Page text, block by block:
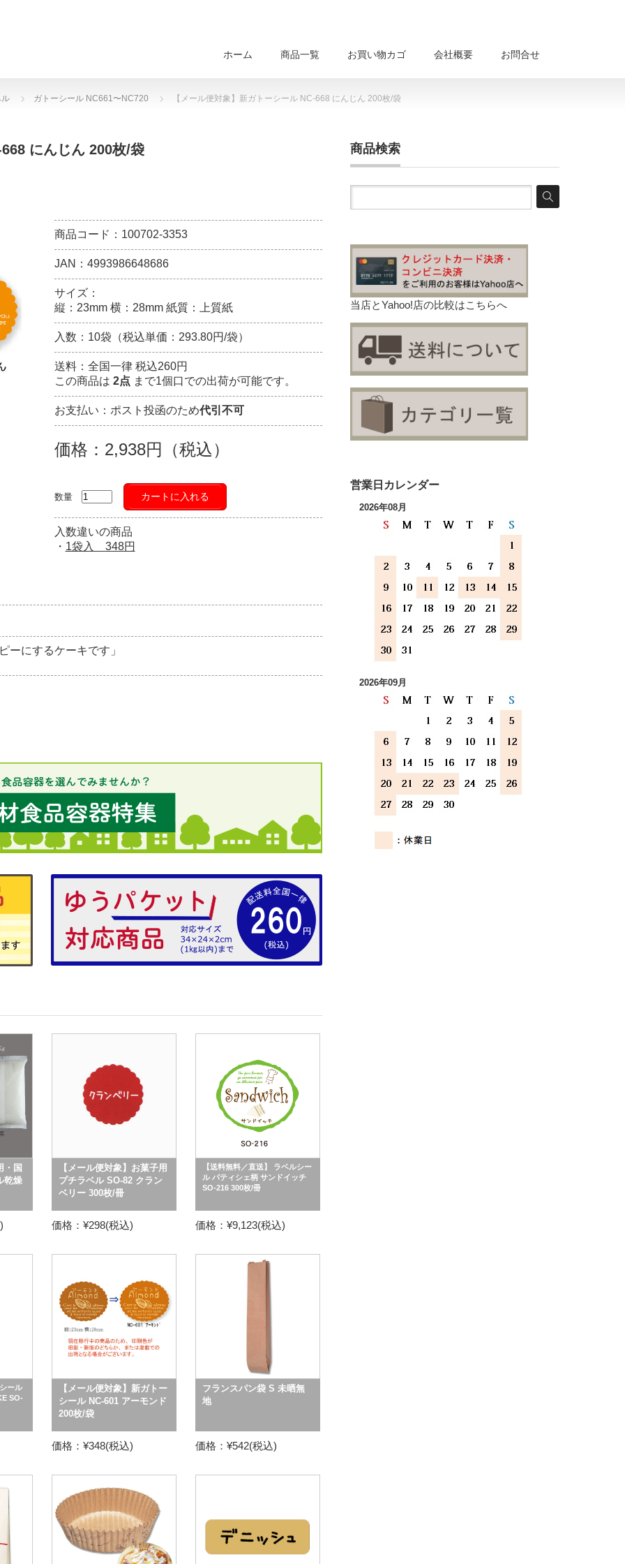
ホーム 商品一覧 お買い物カゴ 会社概要 お問合せ
ガトーシール NC661〜NC720 【メール便対象】新ガトーシール NC-668 にんじん 200枚/袋
にんじん 200枚/袋
商品コード：100702-3353
JAN：4993986648686
サイズ：
縦：23mm 横：28mm 紙質：上質紙
入数：10袋（税込単価：293.80円/袋）
送料：全国一律 税込260円
この商品は 2点 まで1個口での出荷が可能です。
お支払い：ポスト投函のため代引不可
価格：2,938円（税込）
数量 カートに入れる
入数違いの商品
・ 1袋入 348円
ーにするケーキです」
・国
乾燥
【メール便対象】お菓子用
プチラベル SO-82 クラン
ベリー 300枚/冊
価格：¥298(税込)
【送料無料／直送】 ラベルシー
ル パティシェ柄 サンドイッチ
SO-216 300枚/冊
価格：¥9,123(税込)
ール
SO-
【メール便対象】新ガトー
シール NC-601 アーモンド
200枚/袋
価格：¥348(税込)
フランスパン袋 S 未晒無
地
価格：¥542(税込)
商品検索
当店とYahoo!店の比較はこちらへ
営業日カレンダー
2026年08月
2026年09月